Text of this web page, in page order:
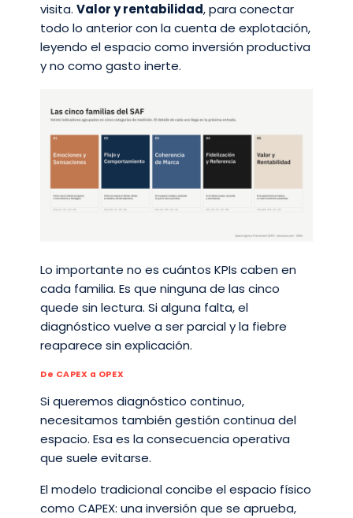
visita. Valor y rentabilidad, para conectar
todo lo anterior con la cuenta de explotación,
leyendo el espacio como inversión productiva
y no como gasto inerte.
Lo importante no es cuántos KPIs caben en
cada familia. Es que ninguna de las cinco
quede sin lectura. Si alguna falta, el
diagnóstico vuelve a ser parcial y la fiebre
reaparece sin explicación.
De CAPEX a OPEX
Si queremos diagnóstico continuo,
necesitamos también gestión continua del
espacio. Esa es la consecuencia operativa
que suele evitarse.
El modelo tradicional concibe el espacio físico
como CAPEX: una inversión que se aprueba,